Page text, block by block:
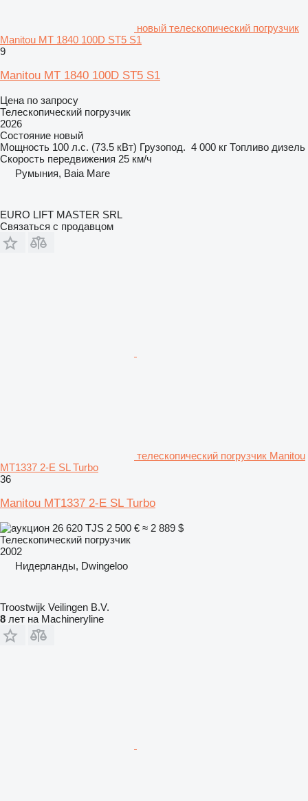
новый телескопический погрузчик
Manitou MT 1840 100D ST5 S1
9
Manitou MT 1840 100D ST5 S1
Цена по запросу
Телескопический погрузчик
2026
Состояние новый
Мощность 100 л.с. (73.5 кВт) Грузопод. 4 000 кг Топливо дизель
Скорость передвижения 25 км/ч
Румыния, Baia Mare
EURO LIFT MASTER SRL
Связаться с продавцом
телескопический погрузчик Manitou
MT1337 2-E SL Turbo
36
Manitou MT1337 2-E SL Turbo
26 620 TJS 2 500 € ≈ 2 889 $
Телескопический погрузчик
2002
Нидерланды, Dwingeloo
Troostwijk Veilingen B.V.
8 лет на Machineryline